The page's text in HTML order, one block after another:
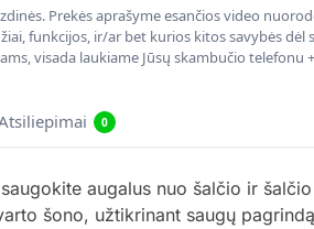
Prekės aprašyme esančios video
funkcijos, ir/ar bet kurios kitos savybės
visada laukiame Jūsų skambučio telefonu
0
augalus nuo šalčio ir
šono, užtikrinant saugų